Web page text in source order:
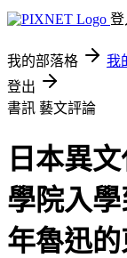
登
我的部落格 我
登出
書訊 藝文評論
日本異
學院入
年魯迅